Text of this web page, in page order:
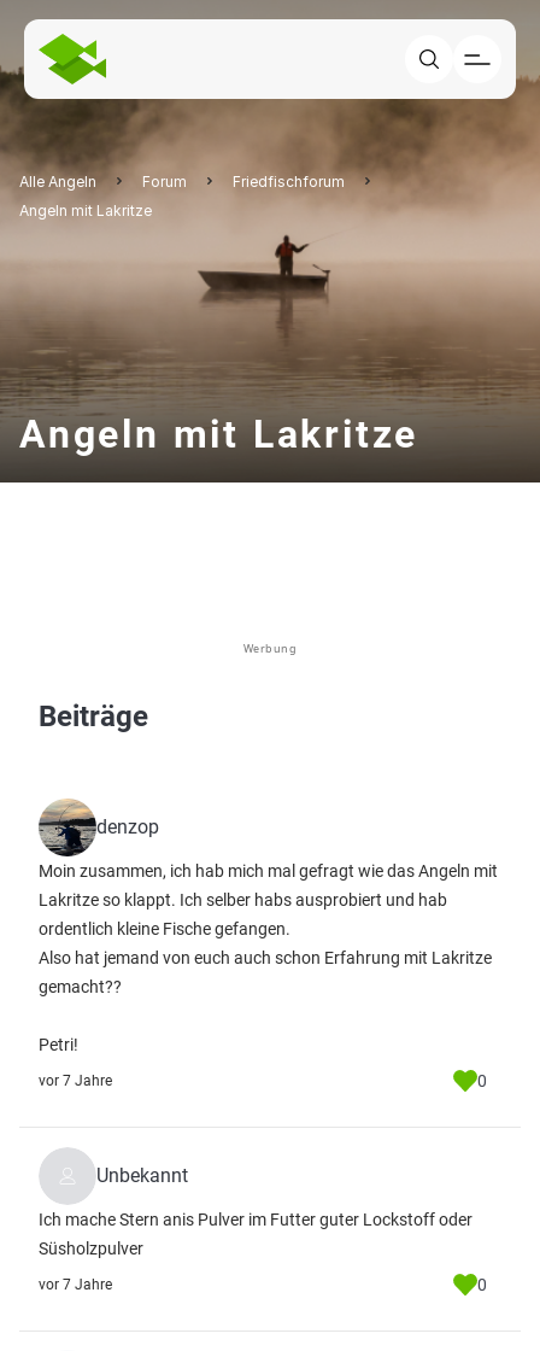
Alle Angeln Forum
Friedfischforum
Angeln mit Lakritze
Angeln mit Lakritze
Werbung
Beiträge
denzop
Moin zusammen, ich hab mich mal gefragt wie das Angeln mit
Lakritze so klappt. Ich selber habs ausprobiert und hab
ordentlich kleine Fische gefangen.
Also hat jemand von euch auch schon Erfahrung mit Lakritze
gemacht??
Petri!
vor 7 Jahre 0
Unbekannt
Ich mache Stern anis Pulver im Futter guter Lockstoff oder
Süsholzpulver
vor 7 Jahre 0